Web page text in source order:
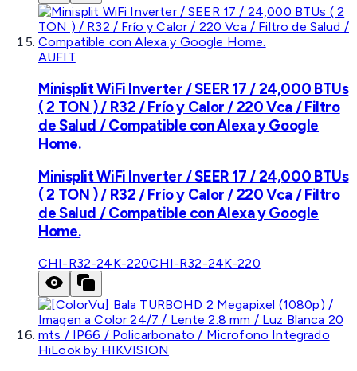
AUFIT
Minisplit WiFi Inverter / SEER 17 / 24,000 BTUs
( 2 TON ) / R32 / Frío y Calor / 220 Vca / Filtro
de Salud / Compatible con Alexa y Google
Home.
Minisplit WiFi Inverter / SEER 17 / 24,000 BTUs
( 2 TON ) / R32 / Frío y Calor / 220 Vca / Filtro
de Salud / Compatible con Alexa y Google
Home.
CHI-R32-24K-220CHI-R32-24K-220
HiLook by HIKVISION